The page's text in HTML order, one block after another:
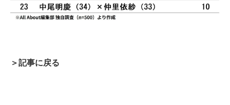
＞記事に戻る